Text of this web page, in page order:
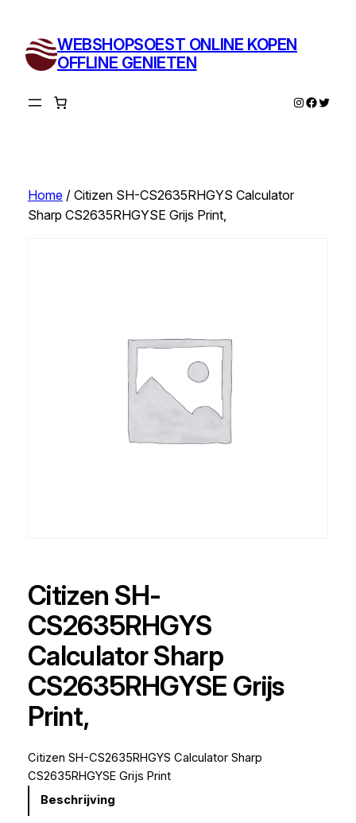
inhoud
WEBSHOPSOEST ONLINE KOPEN
OFFLINE GENIETEN
Instagram
Twitter
Home/ Citizen SH-CS2635RHGYS Calculator
Sharp CS2635RHGYSE Grijs Print,
Citizen SH-
CS2635RHGYS
Calculator Sharp
CS2635RHGYSE Grijs
Print,
Citizen SH-CS2635RHGYS Calculator Sharp
CS2635RHGYSE Grijs Print
Beschrijving